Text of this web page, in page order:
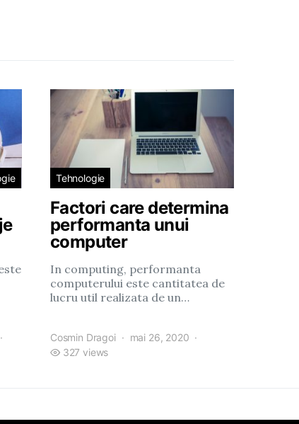
Tehnologie
Factori care determina
performanta unui
computer
In computing, performanta
computerului este cantitatea de
lucru util realizata de un…
Cosmin Dragoi
mai 26, 2020
327 views